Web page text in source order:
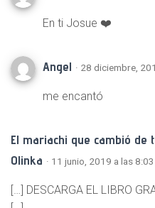
En ti Josue ❤️
Angel · 28 diciembre,
me encantó
El mariachi que cambió de
Olinka · 11 junio, 2019 a las
[…] DESCARGA EL LIBRO